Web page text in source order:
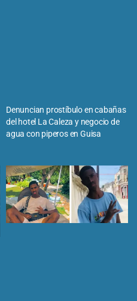
Denuncian prostíbulo en cabañas
del hotel La Caleza y negocio de
agua con piperos en Guisa